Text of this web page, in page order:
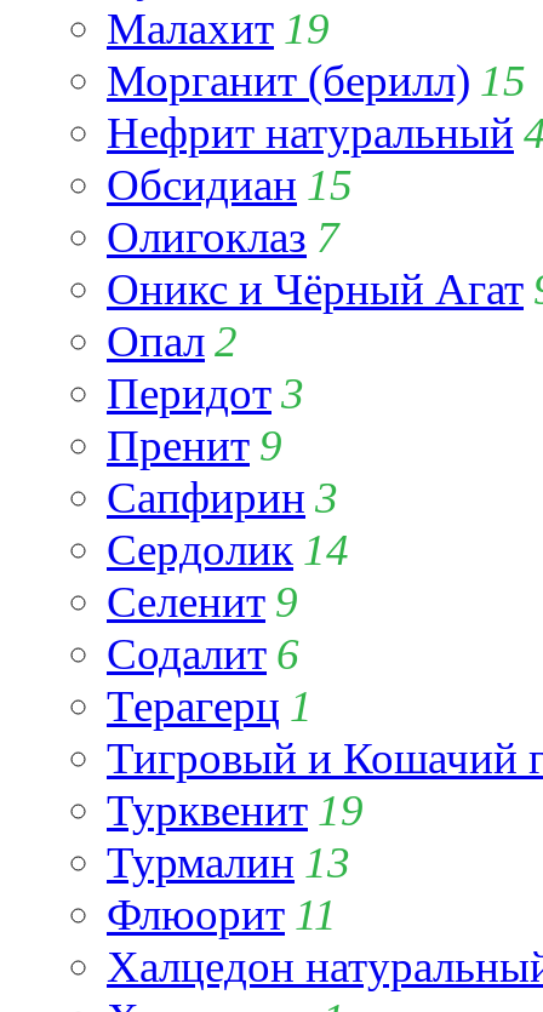
Малахит 19
Морганит (берилл) 15
Нефрит натуральный
Обсидиан 15
Олигоклаз 7
Оникс и Чёрный Агат
Опал2
Перидот3
Пренит 9
Сапфирин 3
Сердолик 14
Селенит 9
Содалит 6
Терагерц 1
Тигровый и Кошачий
Турквенит 19
Турмалин 13
Флюорит 11
Халцедон